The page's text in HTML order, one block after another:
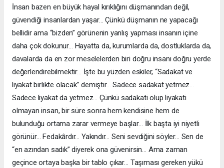
İnsan bazen en büyük hayal kırıklığını düşmanından değil,
güvendiği insanlardan yaşar… Çünkü düşmanın ne yapacağı
bellidir ama “bizden” görünenin yanlış yapması insanın içine
daha çok dokunur… Hayatta da, kurumlarda da, dostluklarda da,
davalarda da en zor meselelerden biri doğru insanı doğru yerde
değerlendirebilmektir… İşte bu yüzden eskiler, “Sadakat ve
liyakat birlikte olacak” demiştir… Sadece sadakat yetmez…
Sadece liyakat da yetmez… Çünkü sadakati olup liyakati
olmayan insan, bir süre sonra hem kendisine hem de
bulunduğu ortama zarar vermeye başlar… İlk başta iyi niyetli
görünür… Fedakârdır… Yakındır… Seni sevdiğini söyler… Sen de
“en azından sadık” diyerek ona güvenirsin… Ama zaman
geçince ortaya başka bir tablo çıkar… Taşıması gereken yükü